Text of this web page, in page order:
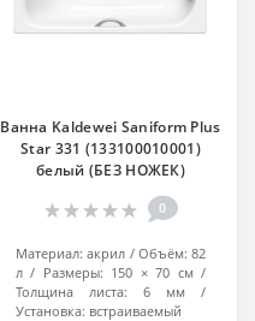
Ванна Kaldewei Saniform Plus
Star 331 (133100010001)
белый (БЕЗ НОЖЕК)
0
Материал: акрил Объём: 82
л
Размеры: 150 × 70 см
Толщина листа:
6 мм
Установка: встраиваемый